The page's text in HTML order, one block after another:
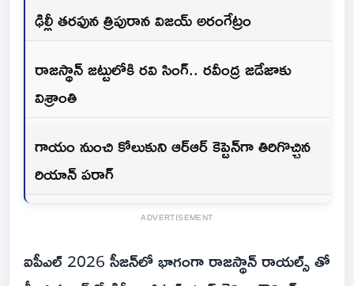
ఢిల్లీ తరఫున త్రిపురాన విజయ్ అరంగేట్రం
రాజస్థాన్ జట్టులోకి రవి సింగ్.. రవీంద్ర జడేజాకు
విశ్రాంతి
గాయం నుంచి కోలుకుని ఆర్ఆర్ కెప్టెన్‌గా తిరిగొచ్చిన
రియాన్ పరాగ్
ADVERTISEMENT
ఐపీఎల్ 2026 సీజన్‌లో భాగంగా రాజస్థాన్ రాయల్స్‌ తో